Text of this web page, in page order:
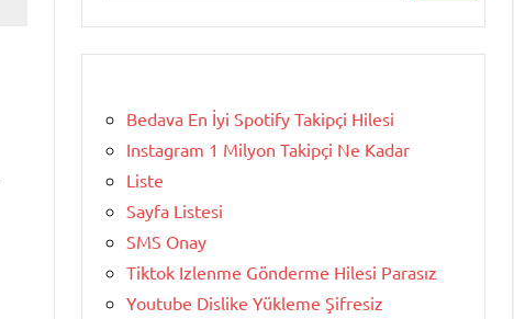
Bedava En İyi Spotify Takipçi Hilesi
Instagram 1 Milyon Takipçi Ne Kadar
Liste
Sayfa Listesi
SMS Onay
Tiktok Izlenme Gönderme Hilesi Parasız
Youtube Dislike Yükleme Şifresiz